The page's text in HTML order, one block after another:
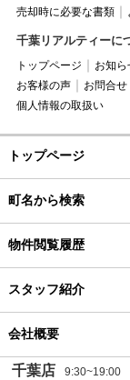
売却時に必要な書類
千葉リアルティーに
トップページ お知ら
お客様の声
お問合せ
個人情報の取扱い
トップページ
町名から検索
物件閲覧履歴
スタッフ紹介
会社概要
千葉店 9:30~19:00